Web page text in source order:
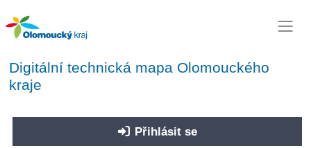
Digitální technická mapa Olomouckého
kraje
Přihlásit se